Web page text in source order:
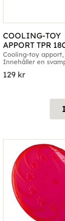
COOLING-TOY
APPORT TPR
Cooling-toy apport,
Innehåller en
frysen
129 kr
till i favoriter